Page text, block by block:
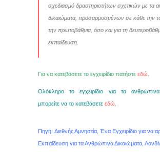
σχεδιασμό δραστηριοτήτων σχετικών με τα
δικαιώματα, προσαρμοσμένων σε κάθε την
την πρωτοβάθμια, όσο και για τη
εκπαίδευση.
Για να κατεβάσετε το εγχειρίδιο πατήστε εδώ
Ολόκληρο το εγχειρίδιο για τα ανθρώπινα
μπορείτε να το κατεβάσετε εδώ
Πηγή: Διεθνής Αμνηστία, Ένα Εγχειρίδιο για να
Εκπαίδευση για τα Ανθρώπινα Δικαιώματα,